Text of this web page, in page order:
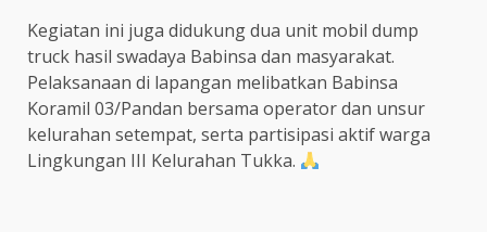
Kegiatan ini juga didukung dua unit mobil dump
truck hasil swadaya Babinsa dan masyarakat.
Pelaksanaan di lapangan melibatkan Babinsa
Koramil 03/Pandan bersama operator dan unsur
kelurahan setempat, serta partisipasi aktif warga
Lingkungan III Kelurahan Tukka.